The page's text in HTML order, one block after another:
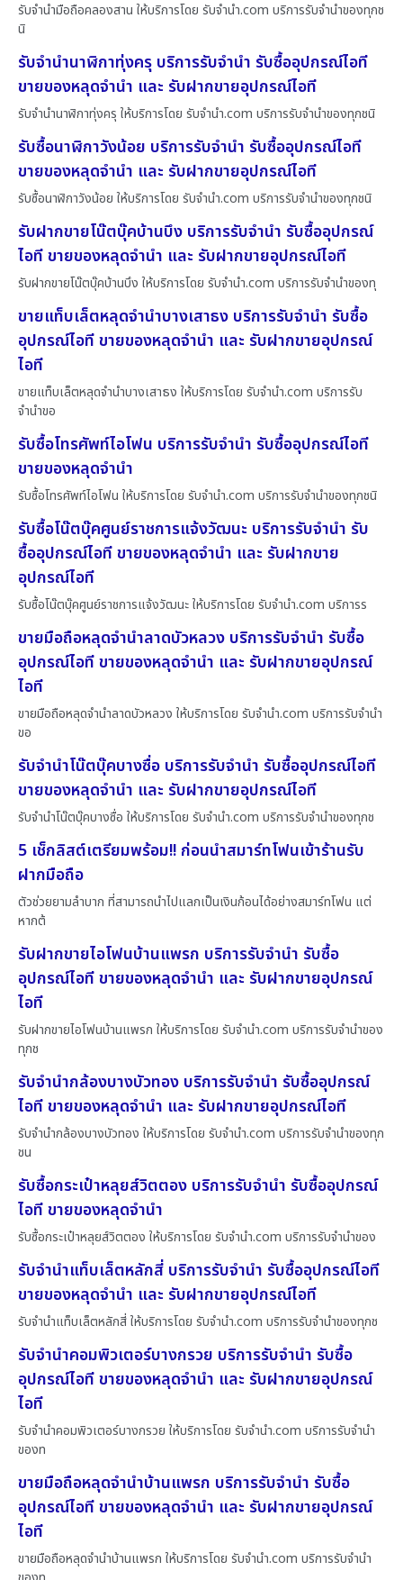
รับจำนำมือถือคลองสาน ให้บริการโดย รับจํานํา.com บริการรับจำนำของทุกช
นิ
รับจำนำนาฬิกาทุ่งครุ บริการรับจำนำ รับซื้ออุปกรณ์ไอที
ขายของหลุดจำนำ และ รับฝากขายอุปกรณ์ไอที
รับจำนำนาฬิกาทุ่งครุ ให้บริการโดย รับจํานํา.com บริการรับจำนำของทุกชนิ
รับซื้อนาฬิกาวังน้อย บริการรับจำนำ รับซื้ออุปกรณ์ไอที
ขายของหลุดจำนำ และ รับฝากขายอุปกรณ์ไอที
รับซื้อนาฬิกาวังน้อย ให้บริการโดย รับจํานํา.com บริการรับจำนำของทุกชนิ
รับฝากขายโน๊ตบุ๊คบ้านบึง บริการรับจำนำ รับซื้ออุปกรณ์
ไอที ขายของหลุดจำนำ และ รับฝากขายอุปกรณ์ไอที
รับฝากขายโน๊ตบุ๊คบ้านบึง ให้บริการโดย รับจํานํา.com บริการรับจำนำของทุ
ขายแท็บเล็ตหลุดจำนำบางเสาธง บริการรับจำนำ รับซื้อ
อุปกรณ์ไอที ขายของหลุดจำนำ และ รับฝากขายอุปกรณ์
ไอที
ขายแท็บเล็ตหลุดจำนำบางเสาธง ให้บริการโดย รับจํานํา.com บริการรับ
จำนำขอ
รับซื้อโทรศัพท์ไอโฟน บริการรับจำนำ รับซื้ออุปกรณ์ไอที
ขายของหลุดจำนำ
รับซื้อโทรศัพท์ไอโฟน ให้บริการโดย รับจํานํา.com บริการรับจำนำของทุกชนิ
รับซื้อโน๊ตบุ๊คศูนย์ราชการแจ้งวัฒนะ บริการรับจำนำ รับ
ซื้ออุปกรณ์ไอที ขายของหลุดจำนำ และ รับฝากขาย
อุปกรณ์ไอที
รับซื้อโน๊ตบุ๊คศูนย์ราชการแจ้งวัฒนะ ให้บริการโดย รับจํานํา.com บริการร
ขายมือถือหลุดจำนำลาดบัวหลวง บริการรับจำนำ รับซื้อ
อุปกรณ์ไอที ขายของหลุดจำนำ และ รับฝากขายอุปกรณ์
ไอที
ขายมือถือหลุดจำนำลาดบัวหลวง ให้บริการโดย รับจํานํา.com บริการรับจำนำ
ขอ
รับจำนำโน๊ตบุ๊คบางซื่อ บริการรับจำนำ รับซื้ออุปกรณ์ไอที
ขายของหลุดจำนำ และ รับฝากขายอุปกรณ์ไอที
รับจำนำโน๊ตบุ๊คบางซื่อ ให้บริการโดย รับจํานํา.com บริการรับจำนำของทุกช
5 เช็กลิสต์เตรียมพร้อม!! ก่อนนำสมาร์ทโฟนเข้าร้านรับ
ฝากมือถือ
ตัวช่วยยามลำบาก ที่สามารถนำไปแลกเป็นเงินก้อนได้อย่างสมาร์ทโฟน แต่
หากต้
รับฝากขายไอโฟนบ้านแพรก บริการรับจำนำ รับซื้อ
อุปกรณ์ไอที ขายของหลุดจำนำ และ รับฝากขายอุปกรณ์
ไอที
รับฝากขายไอโฟนบ้านแพรก ให้บริการโดย รับจํานํา.com บริการรับจำนำของ
ทุกช
รับจำนำกล้องบางบัวทอง บริการรับจำนำ รับซื้ออุปกรณ์
ไอที ขายของหลุดจำนำ และ รับฝากขายอุปกรณ์ไอที
รับจำนำกล้องบางบัวทอง ให้บริการโดย รับจํานํา.com บริการรับจำนำของทุก
ชน
รับซื้อกระเป๋าหลุยส์วิตตอง บริการรับจำนำ รับซื้ออุปกรณ์
ไอที ขายของหลุดจำนำ
รับซื้อกระเป๋าหลุยส์วิตตอง ให้บริการโดย รับจํานํา.com บริการรับจำนำของ
รับจำนำแท็บเล็ตหลักสี่ บริการรับจำนำ รับซื้ออุปกรณ์ไอที
ขายของหลุดจำนำ และ รับฝากขายอุปกรณ์ไอที
รับจำนำแท็บเล็ตหลักสี่ ให้บริการโดย รับจํานํา.com บริการรับจำนำของทุกช
รับจำนำคอมพิวเตอร์บางกรวย บริการรับจำนำ รับซื้อ
อุปกรณ์ไอที ขายของหลุดจำนำ และ รับฝากขายอุปกรณ์
ไอที
รับจำนำคอมพิวเตอร์บางกรวย ให้บริการโดย รับจํานํา.com บริการรับจำนำ
ของท
ขายมือถือหลุดจำนำบ้านแพรก บริการรับจำนำ รับซื้อ
อุปกรณ์ไอที ขายของหลุดจำนำ และ รับฝากขายอุปกรณ์
ไอที
ขายมือถือหลุดจำนำบ้านแพรก ให้บริการโดย รับจํานํา.com บริการรับจำนำ